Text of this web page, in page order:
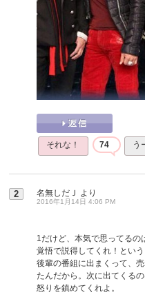
それな！ 74 う
2 名無しだＪ より
2016年1月14日 4:06 PM
1だけど、本気で思ってるの
覚悟で説得してくれ！とい
後輩の番組に出まくって、
たんだから。次に出てくる
怒りを鎮めてくれよ。